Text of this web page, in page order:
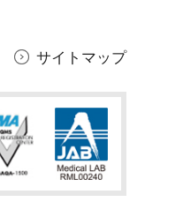
サイトマップ